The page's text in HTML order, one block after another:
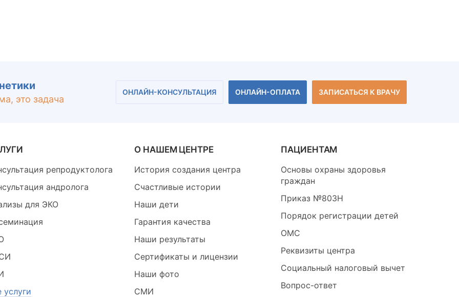
это задача
ОНЛАЙН-КОНСУЛЬТАЦИЯ ОНЛАЙН-ОПЛАТА ЗАПИСАТЬСЯ К ВРАЧУ
репродуктолога
андролога
для ЭКО
услуги
О НАШЕМ ЦЕНТРЕ
История создания центра
Счастливые истории
Наши дети
Гарантия качества
Наши результаты
Сертификаты и лицензии
Наши фото
СМИ
ПАЦИЕНТАМ
Основы охраны здоровья
граждан
Приказ №803Н
Порядок регистрации детей
ОМС
Реквизиты центра
Социальный налоговый вычет
Вопрос-ответ